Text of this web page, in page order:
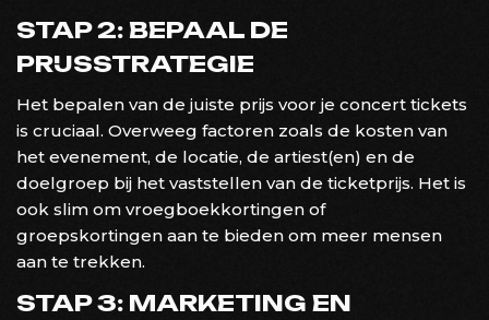
STAP 2: BEPAAL DE
PRIJSSTRATEGIE
Het bepalen van de juiste prijs voor je concert tickets
is cruciaal. Overweeg factoren zoals de kosten van
het evenement, de locatie, de artiest(en) en de
doelgroep bij het vaststellen van de ticketprijs. Het is
ook slim om vroegboekkortingen of
groepskortingen aan te bieden om meer mensen
aan te trekken.
STAP 3: MARKETING EN